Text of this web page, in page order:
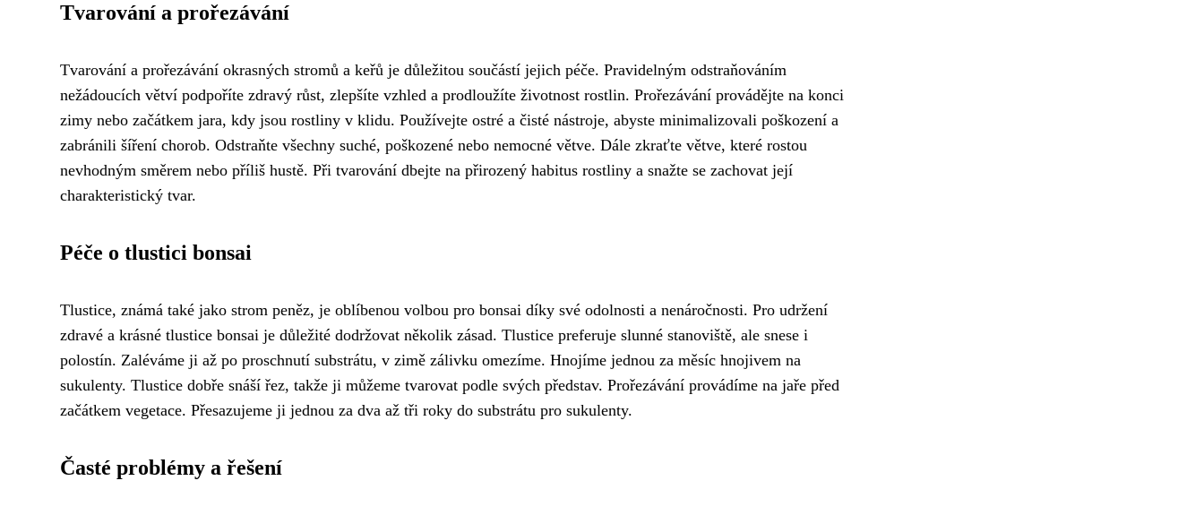
Tvarování a prořezávání
Tvarování a prořezávání okrasných stromů a keřů je důležitou součástí jejich péče. Pravidelným odstraňováním
nežádoucích větví podpoříte zdravý růst, zlepšíte vzhled a prodloužíte životnost rostlin. Prořezávání provádějte na konci
zimy nebo začátkem jara, kdy jsou rostliny v klidu. Používejte ostré a čisté nástroje, abyste minimalizovali poškození a
zabránili šíření chorob. Odstraňte všechny suché, poškozené nebo nemocné větve. Dále zkraťte větve, které rostou
nevhodným směrem nebo příliš hustě. Při tvarování dbejte na přirozený habitus rostliny a snažte se zachovat její
charakteristický tvar.
Péče o tlustici bonsai
Tlustice, známá také jako strom peněz, je oblíbenou volbou pro bonsai díky své odolnosti a nenáročnosti. Pro udržení
zdravé a krásné tlustice bonsai je důležité dodržovat několik zásad. Tlustice preferuje slunné stanoviště, ale snese i
polostín. Zaléváme ji až po proschnutí substrátu, v zimě zálivku omezíme. Hnojíme jednou za měsíc hnojivem na
sukulenty. Tlustice dobře snáší řez, takže ji můžeme tvarovat podle svých představ. Prořezávání provádíme na jaře před
začátkem vegetace. Přesazujeme ji jednou za dva až tři roky do substrátu pro sukulenty.
Časté problémy a řešení